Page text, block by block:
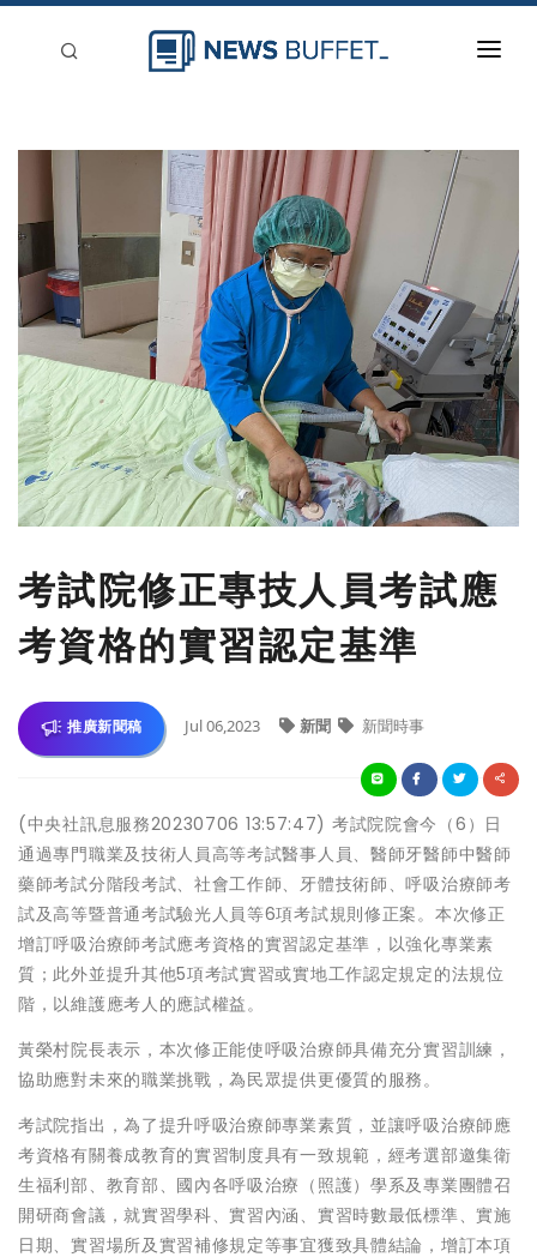
新聞稿分類
刊登
考試院修正專技人員考試應
考資格的實習認定基準
推廣新聞稿 Jul 06,2023 新聞 新聞時事
(中央社訊息服務20230706 13:57:47) 考試院院會今（6）日
通過專門職業及技術人員高等考試醫事人員、醫師牙醫師中醫師
藥師考試分階段考試、社會工作師、牙體技術師、呼吸治療師考
試及高等暨普通考試驗光人員等6項考試規則修正案。本次修正
增訂呼吸治療師考試應考資格的實習認定基準，以強化專業素
質；此外並提升其他5項考試實習或實地工作認定規定的法規位
階，以維護應考人的應試權益。
黃榮村院長表示，本次修正能使呼吸治療師具備充分實習訓練，
協助應對未來的職業挑戰，為民眾提供更優質的服務。
考試院指出，為了提升呼吸治療師專業素質，並讓呼吸治療師應
考資格有關養成教育的實習制度具有一致規範，經考選部邀集衛
生福利部、教育部、國內各呼吸治療（照護）學系及專業團體召
開研商會議，就實習學科、實習內涵、實習時數最低標準、實施
日期、實習場所及實習補修規定等事宜獲致具體結論，增訂本項